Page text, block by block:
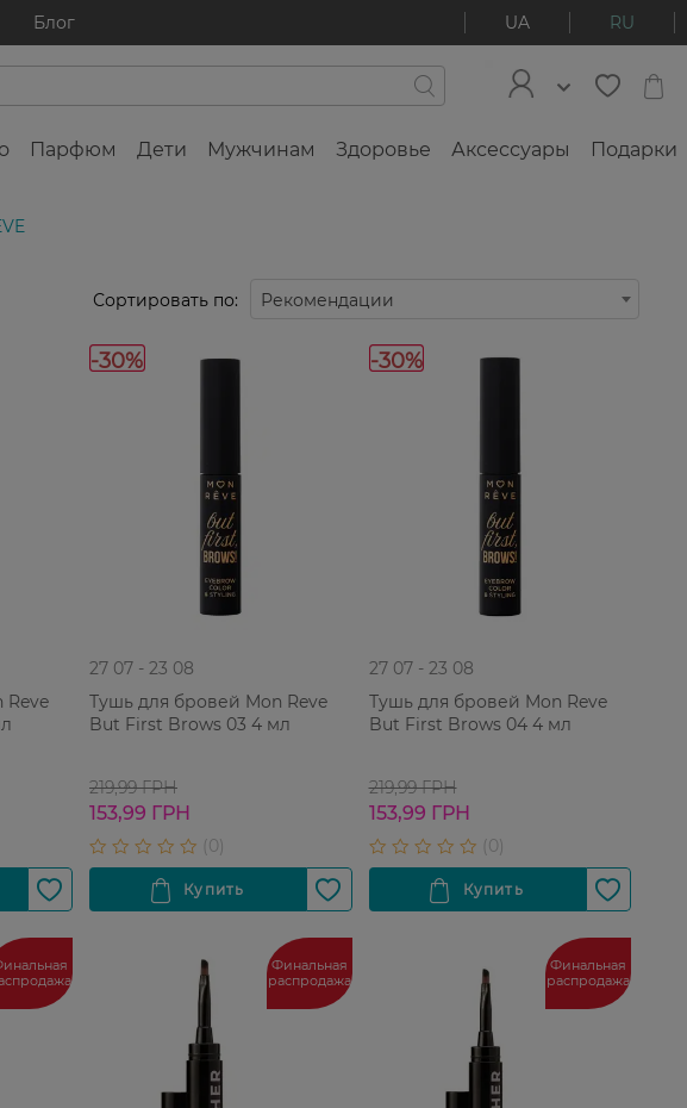
Блог UA RU
Парфюм Дети Мужчинам Здоровье Аксессуары Подарки
Сортировать по: Рекомендации
Reve
-30%
27 07 - 23 08
Тушь для бровей Mon Reve
But First Brows 03 4 мл
219,99 ГРН
153,99 ГРН
-30%
27 07 - 23 08
Тушь для бровей Mon Reve
But First Brows 04 4 мл
219,99 ГРН
153,99 ГРН
Финальная
распродажа
Финальная
распродажа